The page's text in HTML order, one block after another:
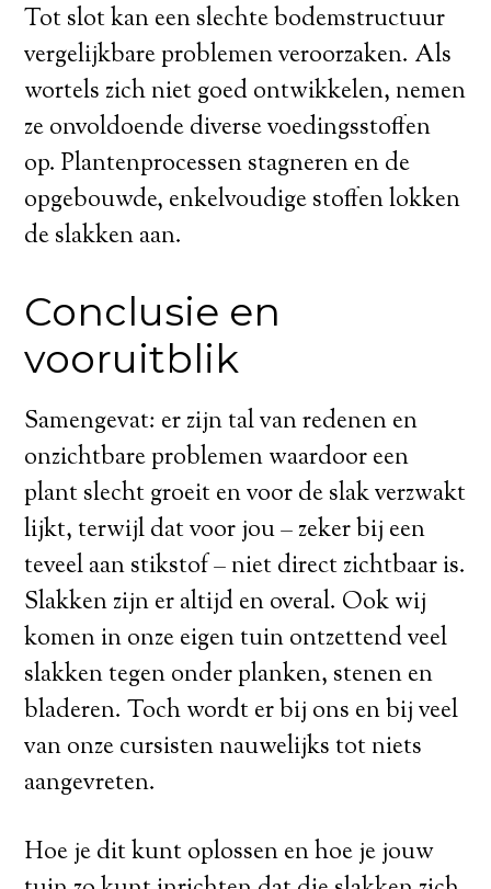
Tot slot kan een slechte bodemstructuur
vergelijkbare problemen veroorzaken. Als
wortels zich niet goed ontwikkelen, nemen
ze onvoldoende diverse voedingsstoffen
op. Plantenprocessen stagneren en de
opgebouwde, enkelvoudige stoffen lokken
de slakken aan.
Conclusie en
vooruitblik
Samengevat: er zijn tal van redenen en
onzichtbare problemen waardoor een
plant slecht groeit en voor de slak verzwakt
lijkt, terwijl dat voor jou – zeker bij een
teveel aan stikstof – niet direct zichtbaar is.
Slakken zijn er altijd en overal. Ook wij
komen in onze eigen tuin ontzettend veel
slakken tegen onder planken, stenen en
bladeren. Toch wordt er bij ons en bij veel
van onze cursisten nauwelijks tot niets
aangevreten.
Hoe je dit kunt oplossen en hoe je jouw